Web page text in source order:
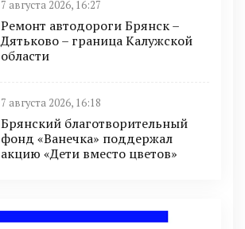
7 августа 2026, 16:27
Ремонт автодороги Брянск –
Дятьково – граница Калужской
области
7 августа 2026, 16:18
Брянский благотворительный
фонд «Ванечка» поддержал
акцию «Дети вместо цветов»